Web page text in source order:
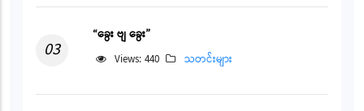
03
“ခွေး ဗျ ခွေး”
Views: 440 သတင်းများ